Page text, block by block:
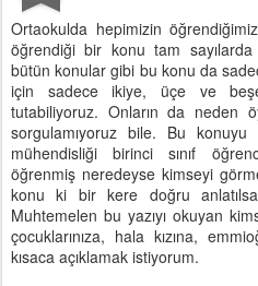
Ortaokulda hepimizin öğrendiğimizi
öğrendiği bir konu tam
bütün konular gibi bu konu da
için sadece ikiye, üçe ve beşe
tutabiliyoruz. Onların da neden
sorgulamıyoruz bile. Bu konuyu
mühendisliği birinci sınıf
öğrenmiş neredeyse kimseyi
konu ki bir kere doğru
Muhtemelen bu yazıyı okuyan
çocuklarınıza, hala kızına,
kısaca açıklamak istiyorum.